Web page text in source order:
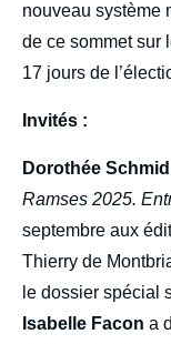
nouveau système
de ce sommet sur
17 jours de
Invités :
Dorothée Schmid
Ramses 2025.
septembre aux
Thierry de
le dossier spécial
Isabelle Facon a